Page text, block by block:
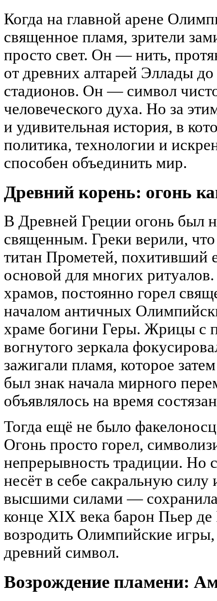
Когда на главной арене
священное пламя, зрители
просто свет. Он — нить,
от древних алтарей Эллады
стадионов. Он — символ
человеческого духа. Но за
и удивительная история, в
политика, технологии и
способен объединить мир.
Древний корень: огонь
В Древней Греции огонь был
священным. Греки верили,
титан Прометей, похитивший
основой для многих
храмов, постоянно горел
началом античных
храме богини Геры. Жрицы с
вогнутого зеркала
зажигали пламя, которое
был знак начала мирного
объявлялось на время
Тогда ещё не было
Огонь просто горел,
непрерывность традиции. Но
несёт в себе сакральную силу
высшими силами —
конце XIX века барон Пьер де
возродить Олимпийские игры,
древний символ.
Возрождение пламени: